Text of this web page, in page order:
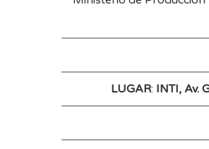
LUGAR: INTI, Av.